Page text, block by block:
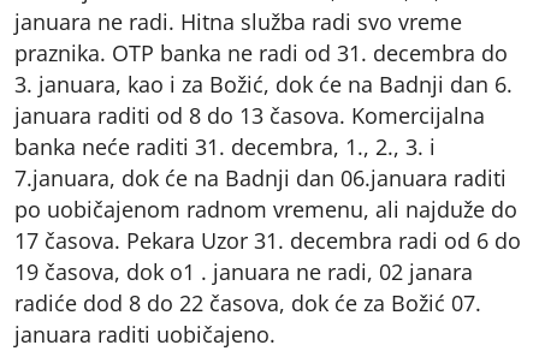
januara ne radi. Hitna služba radi svo vreme
praznika. OTP banka ne radi od 31. decembra do
3. januara, kao i za Božić, dok će na Badnji dan 6.
januara raditi od 8 do 13 časova. Komercijalna
banka neće raditi 31. decembra, 1., 2., 3. i
7.januara, dok će na Badnji dan 06.januara raditi
po uobičajenom radnom vremenu, ali najduže do
17 časova. Pekara Uzor 31. decembra radi od 6 do
19 časova, dok o1 . januara ne radi, 02 janara
radiće dod 8 do 22 časova, dok će za Božić 07.
januara raditi uobičajeno.